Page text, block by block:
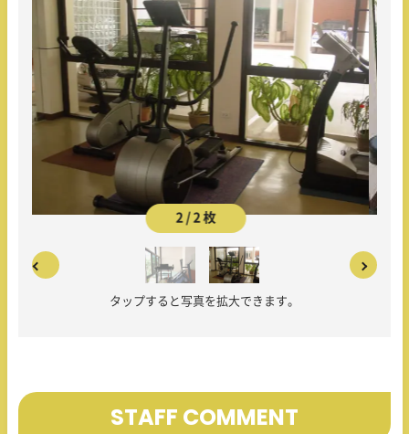
2 / 2 枚
タップすると写真を拡大できます。
STAFF COMMENT